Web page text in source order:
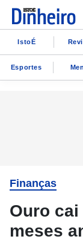
IstoÉ
Esportes
Finanças
Ouro
meses